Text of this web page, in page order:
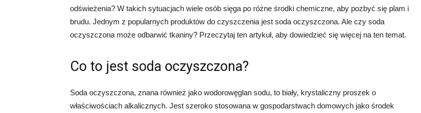
odświeżenia? W takich sytuacjach wiele osób sięga po różne środki chemiczne, aby pozbyć się plam i
brudu. Jednym z popularnych produktów do czyszczenia jest soda oczyszczona. Ale czy soda
oczyszczona może odbarwić tkaniny? Przeczytaj ten artykuł, aby dowiedzieć się więcej na ten temat.
Co to jest soda oczyszczona?
Soda oczyszczona, znana również jako wodorowęglan sodu, to biały, krystaliczny proszek o
właściwościach alkalicznych. Jest szeroko stosowana w gospodarstwach domowych jako środek